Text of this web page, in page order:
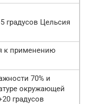
градусов Цельсия
к применению
70% и
окружающей
градусов